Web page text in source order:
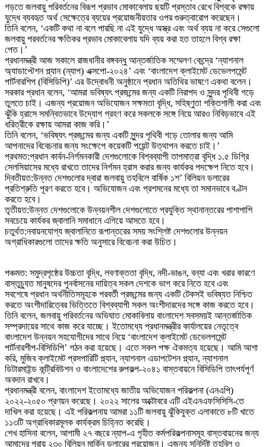
গড়তে জলবায়ু পরিবর্তনের বিরূপ প্রভাব মোকাবেলায় ছয়টি প্রস্তাব রেখে বিশ্বকে রক্ষায়
যুদ্ধে ব্যবহৃত অর্থ সেক্ষেত্রে ব্যয়ের প্রয়োজনীয়তার ওপর গুরুত্বারোপ করেছেন।
তিনি বলেন, ‘একটি কথা না বলে পারছি না এই যুদ্ধে অস্ত্র এবং অর্থ ব্যয় না করে সেগুলো
জলবায়ু পরবর্তনের ক্ষতিকর প্রভাব মোকাবেলায় যদি ব্যয় করা হত তাহলে বিশ্ব রক্ষা
পেত।’
প্রধানমন্ত্রী আজ সকালে রাজধানীর বঙ্গবন্ধু আন্তর্জাতিক সম্মেলণ কেন্দ্রে ‘ন্যাশনাল
অ্যাডাপ্টেশন প্ল্যান (ন্যাপ) এক্সপো-২০২৪’ এবং ‘বাংলাদেশ ক্লাইমেট ডেভেলপমেন্ট
পার্টনারশিপ (বিসিডিপি)’ এর উদ্বোধনী অনুষ্ঠানে প্রধান অতিথির ভাষণে একথা বলেন।
সরকার প্রধান বলেন, ‘আমরা ভবিষ্যৎ প্রজন্মের জন্য একটি নিরাপদ ও সুন্দর পৃথিবী গড়ে
তুলতে চাই। এজন্য প্রয়োজন অভিযোজন সক্ষমতা বৃদ্ধি, সহিষ্ণুতা শক্তিশালী করা এবং
ঝুঁকি হ্রাসে সমন্বিতভাবে উদ্যোগ গ্রহণ করে সকলকে সঙ্গে নিয়ে আরও নিবিড়ভাবে এই
ধরিত্রীকে রক্ষায় আমরা কাজ করি।’
তিনি বলেন, ‘ভবিষ্যৎ প্রজন্মের জন্য একটি সুন্দর পৃথিবী গড়ে তোলার জন্য আমি
আপনাদের বিবেচনার জন্য সংক্ষেপে কয়েকটি পয়েন্ট উত্থাপন করতে চাই।’
প্রথমত:প্রধান কার্বন-নির্গমনকারী দেশগুলোকে বিশ্বব্যাপী তাপমাত্রা বৃদ্ধি ১.৫ ডিগ্রি
সেলসিয়াসের মধ্যে রাখতে তাদের নির্গমন হ্রাস করার জন্য কার্যকর পদক্ষেপ নিতে হবে।
দ্বিতীয়ত:উন্নত দেশগুলোর দ্বারা জলবায়ু তহবিলে বার্ষিক ১শ’ বিলিয়ন ডলারের
প্রতিশ্রুতি পূরণ করতে হবে। অভিযোজন এবং প্রশমনের মধ্যে তা সমানভাবে বণ্টন
করতে হবে।
তৃতীয়ত:উন্নত দেশগুলোকে উন্নয়নশীল দেশগুলোতে প্রযুক্তি স্থানান্তরের পাশাপাশি
সবচেয়ে কার্যকর জ্বালানি সমাধানে এগিয়ে আসতে হবে।
চতুর্থত:নবায়নযোগ্য জ্বালানিতে রূপান্তরের সময় সংশ্লিষ্ট দেশগুলোর উন্নয়ন
অগ্রাধিকারগুলো তাদের ক্ষতি অনুসারে বিবেচনা করা উচিত।
পঞ্চমত: সমুদ্রপৃষ্ঠের উচ্চতা বৃদ্ধি, লবণাক্ততা বৃদ্ধি, নদী-ভাঙন, বন্যা এবং খরার কারণে
বাস্তুচ্যুত মানুষদের পুনর্বাসনের দায়িত্ব সকল দেশকে ভাগ করে নিতে হবে এবং
সবশেষে প্রধান অর্থনীতিসমূহকে পরবর্তী প্রজন্মের জন্য একটি টেকসই ভবিষ্যত নিশ্চিত
করতে অংশীদারিত্বের ভিত্তিতে বিশ্বব্যাপী সকল অংশীদারদের সঙ্গে কাজ করতে হবে।
তিনি বলেন, জলবায়ু পরিবর্তনের অভিঘাত মোকাবিলায় বাংলাদেশ সবসময়ই আন্তর্জাতিক
সম্প্রদায়ের সাথে কাজ করে যাচ্ছে। ইতোমধ্যে প্রধানমন্ত্রীর কার্যালয়ের নেতৃত্বে
বাংলাদেশ উন্নয়ন সহযোগীদের সাথে নিয়ে ‘বাংলাদেশ ক্লাইমেট ডেভেলপমেন্ট
পার্টনারশীপ-বিসিডিপি’ গঠন করা হয়েছে। এতে সকল পক্ষ ঐকমত্য হয়েছে। আমি আশা
করি, মুজিব ক্লাইমেট প্রসপারিটি প্ল্যান, ন্যাশনাল এডাপটেশন প্ল্যান, ন্যাশনাল
ডিটারমাইন্ড কন্ট্রিবিউশন ও বাংলাদেশের রুপকল্প-২০৪১ বাস্তবায়নে বিসিডিপি তাৎপর্যপূর্ণ
অবদান রাখবে।
প্রধানমন্ত্রী বলেন, বাংলাদেশ ইতোমধ্যে জাতীয় অভিযোজন পরিকল্পনা (এনএপি)
২০২২-২০৫০ প্রণয়ন করেছে। ২০২২ সালের অক্টোবরে এটি এইএনএফসিসিসি-তে
দাখিল করা হয়েছে। এই পরিকল্পনায় আমরা ১১টি জলবায়ু ঝুঁকিযুক্ত এলাকাতে ৮টি খাতে
১১৩টি অগ্রাধিকারমূলক কার্যক্রম চিহ্নিত করেছি।
শেখ হাসিনা বলেন, আগামী ২৭ বছরে ন্যাপ-এ গৃহীত কর্মপরিকল্পনাসমূহ বাস্তবায়নের জন্য
আমাদের প্রায় ২৩০ বিলিয়ন মার্কিন ডলারের প্রয়োজন। এজন্য সুনির্দিষ্ট তহবিল ও